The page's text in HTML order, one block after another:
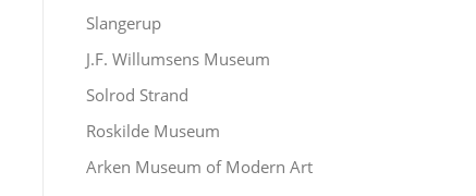
Slangerup
J.F. Willumsens Museum
Solrod Strand
Roskilde Museum
Arken Museum of Modern Art